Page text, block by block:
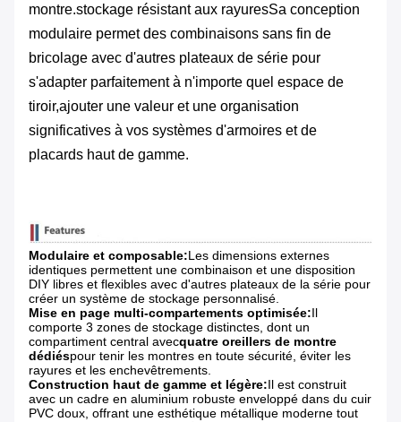
montre.stockage résistant aux rayuresSa conception
modulaire permet des combinaisons sans fin de
bricolage avec d'autres plateaux de série pour
s'adapter parfaitement à n'importe quel espace de
tiroir,ajouter une valeur et une organisation
significatives à vos systèmes d'armoires et de
placards haut de gamme.
Modulaire et composable:Les dimensions externes
identiques permettent une combinaison et une disposition
DIY libres et flexibles avec d'autres plateaux de la série pour
créer un système de stockage personnalisé.
Mise en page multi-compartements optimisée:Il
comporte 3 zones de stockage distinctes, dont un
compartiment central avecquatre oreillers de montre
dédiéspour tenir les montres en toute sécurité, éviter les
rayures et les enchevêtrements.
Construction haut de gamme et légère:Il est construit
avec un cadre en aluminium robuste enveloppé dans du cuir
PVC doux, offrant une esthétique métallique moderne tout